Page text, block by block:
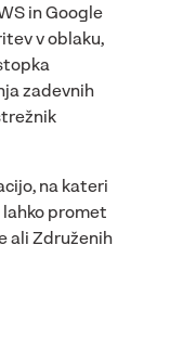
in Google
v oblaku,
zadevnih
na kateri
promet
ali Združenih